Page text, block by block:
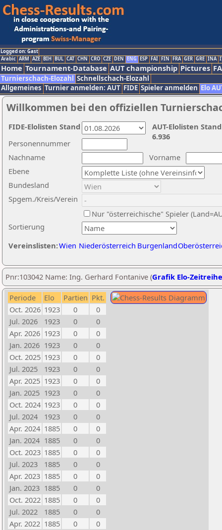
Logged on: Gast
Arabic ARM AZE BIH BUL CAT CHN CRO CZE DEN ENG ESP FAI FIN FRA GER GRE INA
Home Tournament-Database AUT championship Pictures
Turnierschach-Elozahl Schnellschach-Elozahl
Allgemeines Turnier anmelden: AUT FIDE Spieler anmelden Elo
Willkommen bei den offiziellen
Nachname
Vorname
Ebene
Sortierung
Personennummer
Bundesland
Spgem./Kreis/Verein
Nur "österreichische" Spieler
Vereinslisten:Wien Niederösterreich Burgenland
AUT-Elolisten
6.936
FIDE-Elolisten Stand
Pnr:103042 Name: Ing. Gerhard Fontanive (Grafik Elo-Zeitreihe
Periode Elo Partien Pkt.
Oct. 2026 1923 0
0
Jul. 2026
1923 0
0
Apr. 2026 1923 0
0
Jan. 2026 1923 0
0
Oct. 2025 1923 0
0
Jul. 2025
1923 0
0
Apr. 2025 1923 0
0
Jan. 2025 1923 0
0
Oct. 2024 1923 0
0
Jul. 2024
1923 0
0
Apr. 2024 1885 0
0
Jan. 2024 1885 0
0
Oct. 2023 1885 0
0
Jul. 2023
1885 0
0
Apr. 2023 1885 0
0
Jan. 2023 1885 0
0
Oct. 2022 1885 0
0
Jul. 2022
1885 0
0
Apr. 2022 1885 0
0